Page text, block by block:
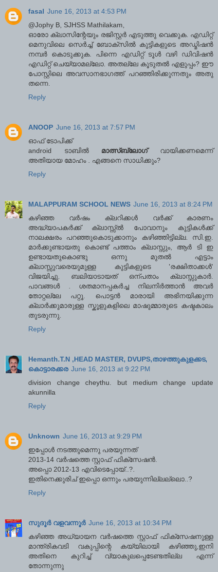
fasal June 16, 2013 at 4:53 PM
@Jophy B, SJHSS Mathilakam,
ഓരോ ക്ലാസിന്റേയും രജിസ്റ്റര്‍ എടുത്തു വെക്കുക. എഡിറ്റ്
മെനുവിലെ സെര്‍ച്ച് ബോക്സില്‍ കുട്ടികളുടെ അഡ്മിഷന്‍
നമ്പര്‍ കൊടുക്കുക. പിന്നെ എഡിറ്റ് ടൂള്‍ വഴി ഡിവിഷന്‍
എഡിറ്റ് ചെയ്യാമല്ലോ. അതല്ലേ കൂടുതല്‍ എളുപ്പം? ഈ
പോസ്റ്റിലെ അവസാനഭാഗത്ത് പറഞ്ഞിരിക്കുന്നതും അതു
തന്നെ.
Reply
ANOOP June 16, 2013 at 7:57 PM
ഓഫ് ടോപിക്ക്
android ടാബിൽ മാത്സ്ബ്ലോഗ് വായിക്കണമെന്ന്
അതിയായ മോഹം . എങ്ങനെ സാധിക്കും?
Reply
MALAPPURAM SCHOOL NEWS June 16, 2013 at 8:24 PM
കഴിഞ്ഞ വര്‍ഷം ക്ലറിക്കള്‍ വര്‍ക്ക് കാരണം
അദ്ധ്യാപകര്‍ക്ക് ക്ലാസ്സ്ല്‍ പോവാനും കുട്ടികള്‍ക്ക്
നാലക്ഷരം പറഞ്ഞുകൊടുക്കാനും കഴിഞ്ഞിട്ടില്ല. സി.ഇ.
മാര്‍ക്കുണ്ടായതു കൊണ്ട് പത്താം ക്ലാസ്സും, ആര്‍ ടി ഇ
ഉണ്ടായതുകൊണ്ടു ഒന്നു മുതല്‍ എട്ടാം
ക്ലാസ്സുവരെയുമുള്ള കുട്ടികളുടെ 'രക്ഷിതാക്കള്‍'
വിജയിച്ചു. ബലിയാടായത് ഒന്പതാം ക്ലാസ്സുകാര്‍.
പാവങ്ങള്‍ . ശതമാനപ്പകര്‍ച്ച നിലനിര്‍ത്താന്‍ അവര്‍
തോറ്റല്ലേ പറ്റൂ. പൊട്ടന്‍ മാരായി അഭിനയിക്കുന്ന
ക്ലാര്‍ക്കുമാരുള്ള സ്കൂളുകളിലെ മാഷുമ്മാരുടെ കഷ്ടകാലം
തുടരുന്നു.
Reply
Hemanth.T.N ,HEAD MASTER, DVUPS,താഴത്തുകുളക്കട,
കൊട്ടാരക്കര June 16, 2013 at 9:22 PM
division change cheythu. but medium change update
akunnilla
Reply
Unknown June 16, 2013 at 9:29 PM
ഇപ്പോൾ നടത്തുമെന്നു പരയുന്നത്‌
2013-14 വർഷത്തെ സ്റ്റാഫ്‌ ഫിക്സേഷൻ.
അപ്പൊ 2012-13 എവിടെപ്പോയ്‌..?.
ഇതിനെക്കുരിച്‌ ഇപ്പൊ ഒന്നും പരയുന്നില്ലല്ലൊ..?
Reply
സുദൂര്‍ വളവന്നൂര്‍ June 16, 2013 at 10:34 PM
കഴിഞ്ഞ അധ്യായന വര്‍ഷത്തെ സ്റ്റാഫ് ഫിക്‌സേഷനുള്ള
മാന്ത്രികവടി വകുപ്പിന്റെ കയ്യിലായി കഴിഞ്ഞു,ഇനി
അതിനെ കുറിച്ച് വ്യാകുലപ്പെടേണ്ടതില്ല എന്ന്
തോന്നുന്നു